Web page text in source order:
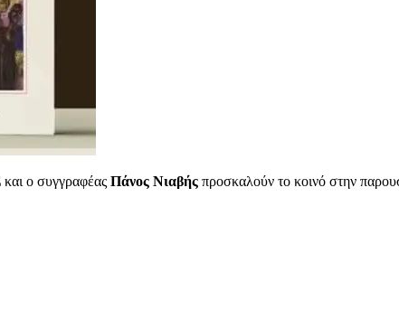
και ο συγγραφέας Πάνος Νιαβής προσκαλούν το κοινό στην